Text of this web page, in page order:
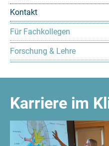
Kontakt
Für Fachkollegen
Forschung & Lehre
Karriere im